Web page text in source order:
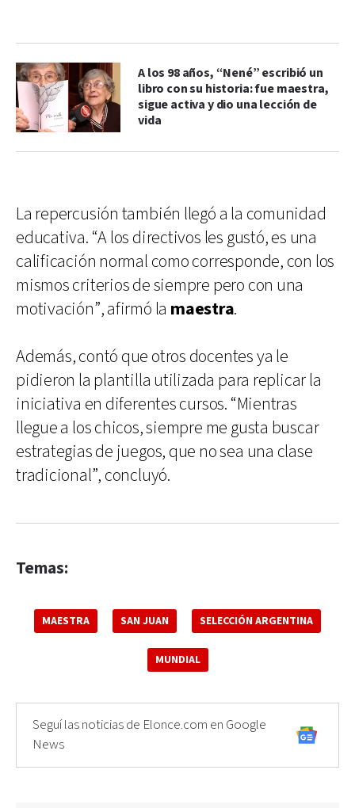
A los 98 años, “Nené” escribió un
libro con su historia: fue maestra,
sigue activa y dio una lección de
vida
La repercusión también llegó a la comunidad
educativa. “A los directivos les gustó, es una
calificación normal como corresponde, con los
mismos criterios de siempre pero con una
motivación”, afirmó la maestra.
Además, contó que otros docentes ya le
pidieron la plantilla utilizada para replicar la
iniciativa en diferentes cursos. “Mientras
llegue a los chicos, siempre me gusta buscar
estrategias de juegos, que no sea una clase
tradicional”, concluyó.
Temas:
MAESTRA SAN JUAN SELECCIÓN ARGENTINA
MUNDIAL
Seguí las noticias de Elonce.com en Google
News